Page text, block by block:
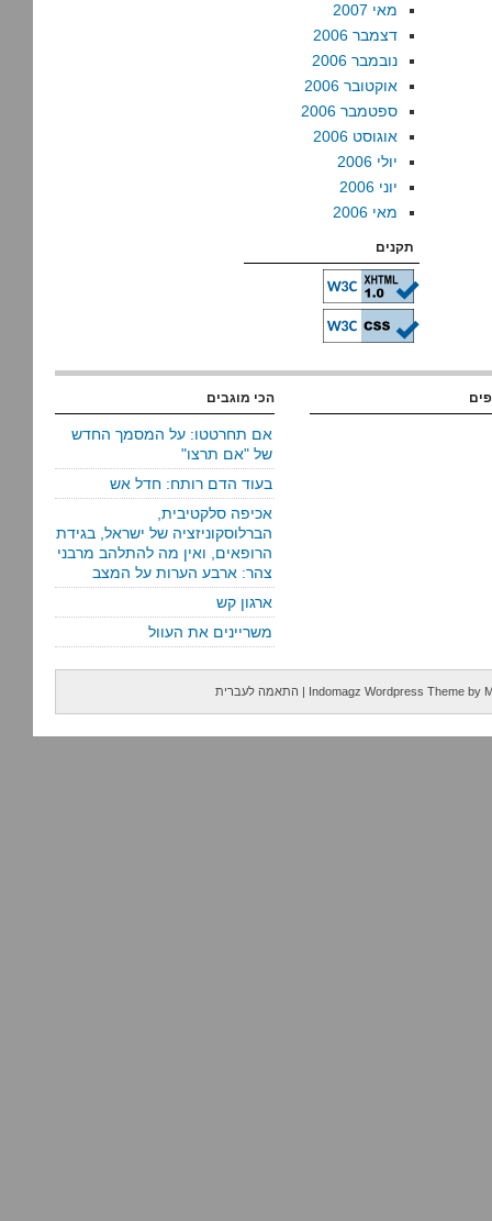
מאי 2007
דצמבר 2006
נובמבר 2006
אוקטובר 2006
ספטמבר 2006
אוגוסט 2006
יולי 2006
יוני 2006
מאי 2006
תקנים
הכי מוגבים
אם תחרטטו: על המסמך החדש
של "אם תרצו"
בעוד הדם רותח: חדל אש
אכיפה סלקטיבית,
הברלוסקוניזציה של ישראל, בגידת
הרופאים, ואין מה להתלהב מרבני
צהר: ארבע הערות על המצב
ארגון קש
משריינים את העוול
Indomagz Wordpress Theme by
| התאמה לעברית